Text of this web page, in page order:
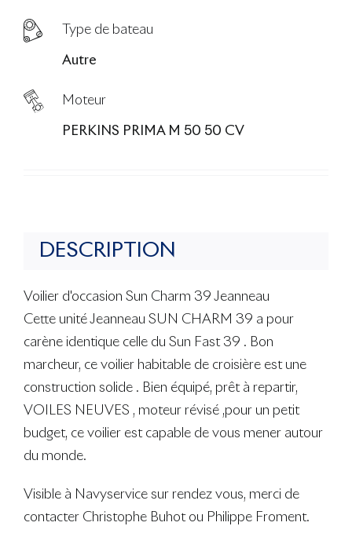
Type de bateau
Autre
Moteur
PERKINS PRIMA M 50 50 CV
DESCRIPTION
Voilier d'occasion Sun Charm 39 Jeanneau
Cette unité Jeanneau SUN CHARM 39 a pour
carène identique celle du Sun Fast 39 . Bon
marcheur, ce voilier habitable de croisière est une
construction solide . Bien équipé, prêt à repartir,
VOILES NEUVES , moteur révisé ,pour un petit
budget, ce voilier est capable de vous mener autour
du monde.
Visible à Navyservice sur rendez vous, merci de
contacter Christophe Buhot ou Philippe Froment.